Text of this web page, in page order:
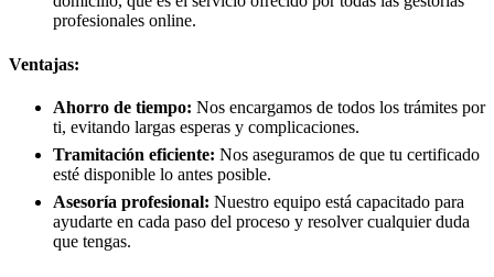
profesionales online.
Ventajas:
Ahorro de tiempo: Nos encargamos de todos los trámites por
ti, evitando largas esperas y complicaciones.
Tramitación eficiente: Nos aseguramos de que tu certificado
esté disponible lo antes posible.
Asesoría profesional: Nuestro equipo está capacitado para
ayudarte en cada paso del proceso y resolver cualquier duda
que tengas.